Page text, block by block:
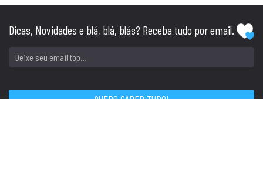
Dicas, Novidades e blá, blá, blás? Receba tudo por email.